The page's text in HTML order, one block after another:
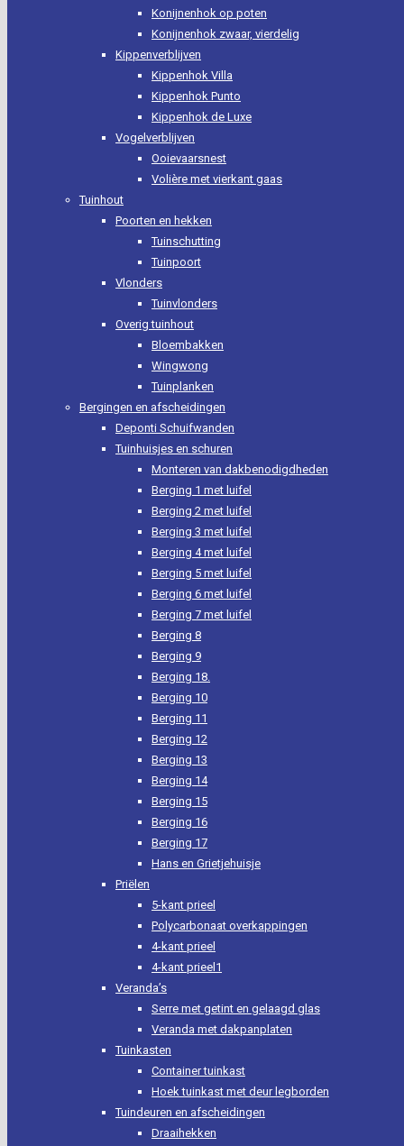
Konijnenhok op poten
Konijnenhok zwaar, vierdelig
Kippenverblijven
Kippenhok Villa
Kippenhok Punto
Kippenhok de Luxe
Vogelverblijven
Ooievaarsnest
Volière met vierkant gaas
Tuinhout
Poorten en hekken
Tuinschutting
Tuinpoort
Vlonders
Tuinvlonders
Overig tuinhout
Bloembakken
Wingwong
Tuinplanken
Bergingen en afscheidingen
Deponti Schuifwanden
Tuinhuisjes en schuren
Monteren van dakbenodigdheden
Berging 1 met luifel
Berging 2 met luifel
Berging 3 met luifel
Berging 4 met luifel
Berging 5 met luifel
Berging 6 met luifel
Berging 7 met luifel
Berging 8
Berging 9
Berging 18.
Berging 10
Berging 11
Berging 12
Berging 13
Berging 14
Berging 15
Berging 16
Berging 17
Hans en Grietjehuisje
Priëlen
5-kant prieel
Polycarbonaat overkappingen
4-kant prieel
4-kant prieel1
Veranda’s
Serre met getint en gelaagd glas
Veranda met dakpanplaten
Tuinkasten
Container tuinkast
Hoek tuinkast met deur legborden
Tuindeuren en afscheidingen
Draaihekken